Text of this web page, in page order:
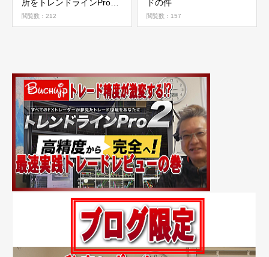
所をトレンドラインProで
素直に実践する、根性の曲
がった専業トレーダー
閲覧数：212
ドの件
閲覧数：157